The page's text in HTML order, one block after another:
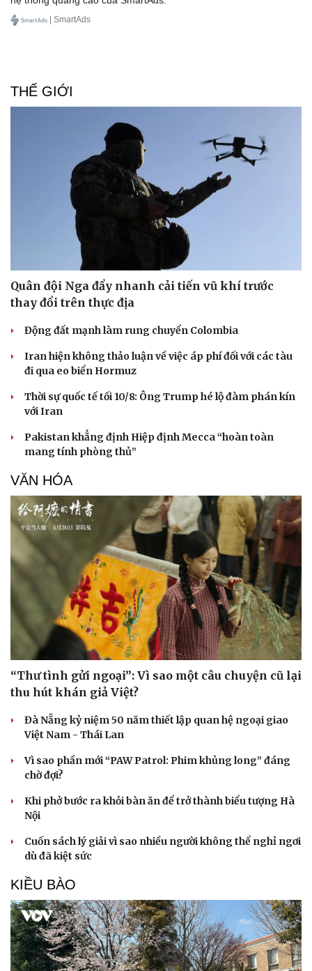
Doanh nghiệp
Thông tin doanh nghiệp
Doanh nghiệp 24h
Vì cộng đồng
Công nghệ
Sành điệu
Tin Công nghệ
Trải nghiệm
Chuyển đổi số
Sức khỏe
Dinh dưỡng - món ngon
Cây thuốc
Nam khoa
Làm đẹp - giảm cân
Phòng mạch online
Ăn sạch sống khỏe
Đời sống
Nhà đẹp
Blog
Tình yêu - Gia đình
Văn hóa
Sân khấu - Điện ảnh
Văn học
Âm nhạc
Giải trí
Nghệ sĩ
Thời trang
Sao Việt
| SmartAds
THẾ GIỚI
Quân đội Nga đẩy nhanh cải tiến vũ khí trước
thay đổi trên thực địa
Động đất mạnh làm rung chuyển Colombia
Iran hiện không thảo luận về việc áp phí đối với các tàu
đi qua eo biển Hormuz
Thời sự quốc tế tối 10/8: Ông Trump hé lộ đàm phán kín
với Iran
Pakistan khẳng định Hiệp định Mecca “hoàn toàn
mang tính phòng thủ”
VĂN HÓA
“Thư tình gửi ngoại”: Vì sao một câu chuyện cũ lại
thu hút khán giả Việt?
Đà Nẵng kỷ niệm 50 năm thiết lập quan hệ ngoại giao
Việt Nam - Thái Lan
Vì sao phần mới “PAW Patrol: Phim khủng long” đáng
chờ đợi?
Khi phở bước ra khỏi bàn ăn để trở thành biểu tượng Hà
Nội
Cuốn sách lý giải vì sao nhiều người không thể nghỉ ngơi
dù đã kiệt sức
KIỀU BÀO